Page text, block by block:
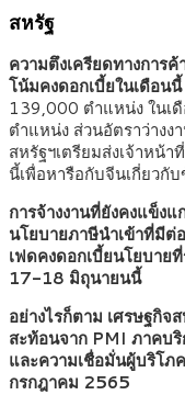
สหรัฐ
ความตึงเครียดทางการ
โน้มคงดอกเบี้ยในเดือนนี้
139,000 ตำแหน่ง ในเ
ตำแหน่ง ส่วนอัตราว่าง
สหรัฐฯเตรียมส่งเจ้าหน้
นี้เพื่อหารือกับจีนเกี่ยวกั
การจ้างงานที่ยังคงแข็ง
นโยบายภาษีนำเข้าที่มีต่
เฟดคงดอกเบี้ยนโยบา
17-18 มิถุนายนนี้
อย่างไรก็ตาม เศรษฐกิ
สะท้อนจาก PMI ภาคบ
และความเชื่อมั่นผู้บริโ
กรกฎาคม 2565